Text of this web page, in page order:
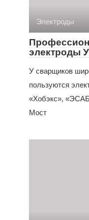
Электроды
электроды
У сварщиков
пользуются
«Хобэкс»,
Мост